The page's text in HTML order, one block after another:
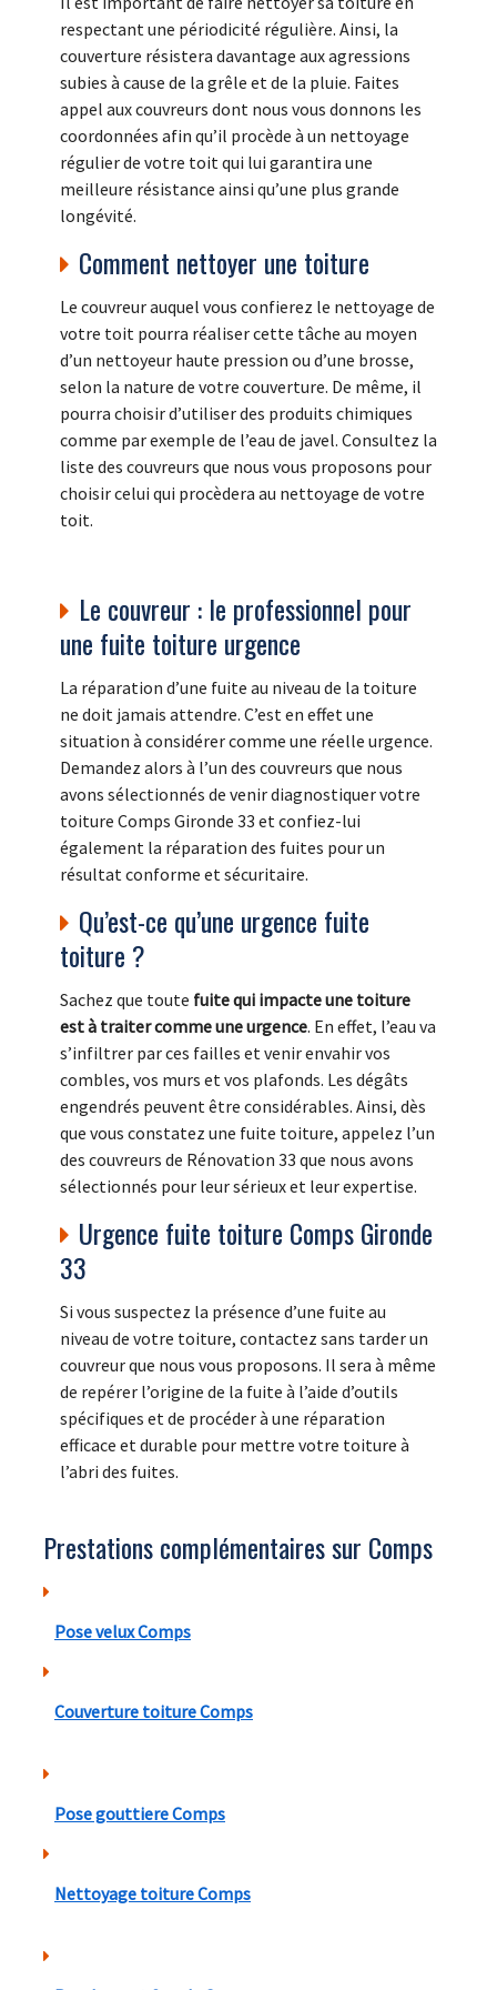
respectant une périodicité régulière. Ainsi, la
couverture résistera davantage aux agressions
subies à cause de la grêle et de la pluie. Faites
appel aux couvreurs dont nous vous donnons les
coordonnées afin qu’il procède à un nettoyage
régulier de votre toit qui lui garantira une
meilleure résistance ainsi qu’une plus grande
longévité.
Comment nettoyer une toiture
Le couvreur auquel vous confierez le nettoyage de
votre toit pourra réaliser cette tâche au moyen
d’un nettoyeur haute pression ou d’une brosse,
selon la nature de votre couverture. De même, il
pourra choisir d’utiliser des produits chimiques
comme par exemple de l’eau de javel. Consultez la
liste des couvreurs que nous vous proposons pour
choisir celui qui procèdera au nettoyage de votre
toit.
Le couvreur : le professionnel pour
une fuite toiture urgence
La réparation d’une fuite au niveau de la toiture
ne doit jamais attendre. C’est en effet une
situation à considérer comme une réelle urgence.
Demandez alors à l’un des couvreurs que nous
avons sélectionnés de venir diagnostiquer votre
toiture Comps Gironde 33 et confiez-lui
également la réparation des fuites pour un
résultat conforme et sécuritaire.
Qu’est-ce qu’une urgence fuite
toiture ?
Sachez que toute fuite qui impacte une toiture
est à traiter comme une urgence. En effet, l’eau va
s’infiltrer par ces failles et venir envahir vos
combles, vos murs et vos plafonds. Les dégâts
engendrés peuvent être considérables. Ainsi, dès
que vous constatez une fuite toiture, appelez l’un
des couvreurs de Rénovation 33 que nous avons
sélectionnés pour leur sérieux et leur expertise.
Urgence fuite toiture Comps Gironde
33
Si vous suspectez la présence d’une fuite au
niveau de votre toiture, contactez sans tarder un
couvreur que nous vous proposons. Il sera à même
de repérer l’origine de la fuite à l’aide d’outils
spécifiques et de procéder à une réparation
efficace et durable pour mettre votre toiture à
l’abri des fuites.
Prestations complémentaires sur Comps
Pose velux Comps
Couverture toiture Comps
Pose gouttiere Comps
Nettoyage toiture Comps